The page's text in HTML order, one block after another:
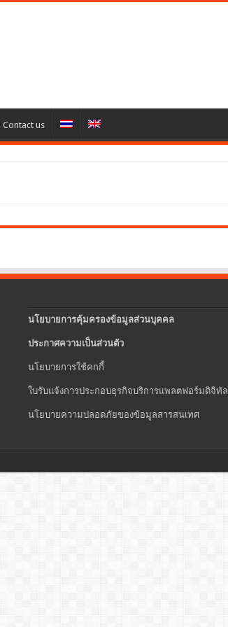
Contact us
นโยบายการคุ้มครองข้อมูลส่วนบุคคล
ประกาศความเป็นส่วนตัว
นโยบายการใช้คกกี้
ใบรับแจ้งการประกอบธุรกิจบริการแพลตฟอร์มดิจิทัล
นโยบายความปลอดภัยของข้อมูลสารสนเทศ